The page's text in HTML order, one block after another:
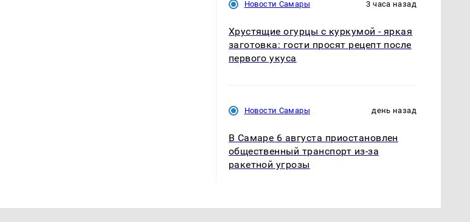
Новости Самары 3 часа назад
Хрустящие огурцы с куркумой - яркая
заготовка: гости просят рецепт после
первого укуса
Новости Самары день назад
В Самаре 6 августа приостановлен
общественный транспорт из-за
ракетной угрозы